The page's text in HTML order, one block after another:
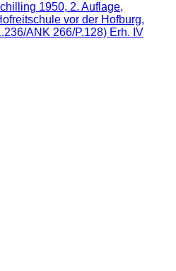
1950, 2. Auflage,
vor der Hofburg,
ANK 266/P.128) Erh. IV